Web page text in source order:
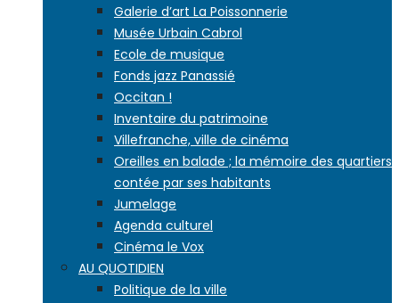
Galerie d’art La Poissonnerie
Musée Urbain Cabrol
Ecole de musique
Fonds jazz Panassié
Occitan !
Inventaire du patrimoine
Villefranche, ville de cinéma
Oreilles en balade ; la mémoire des quartiers
contée par ses habitants
Jumelage
Agenda culturel
Cinéma le Vox
AU QUOTIDIEN
Politique de la ville